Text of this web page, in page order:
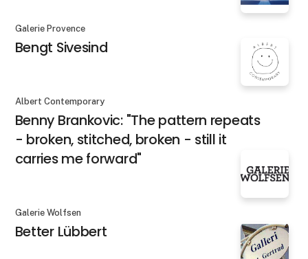
Galerie Provence
Bengt Sivesind
Albert Contemporary
Benny Brankovic: "The pattern repeats
- broken, stitched, broken - still it
carries me forward"
Galerie Wolfsen
Better Lübbert